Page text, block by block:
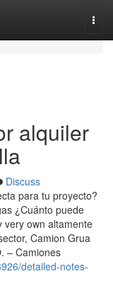
alquiler
Discuss
para tu proyecto?
¿Cuánto puede
very own altamente
Camion Grua
– Camiones
detailed-notes-